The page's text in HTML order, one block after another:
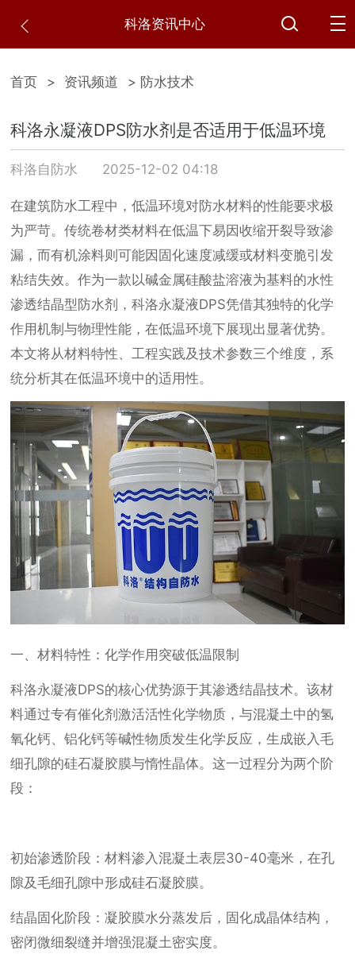
科洛资讯中心
首页 > 资讯频道 > 防水技术
科洛永凝液DPS防水剂是否适用于低温环境
科洛自防水 2025-12-02 04:18
在建筑防水工程中，低温环境对防水材料的性能要求极
为严苛。传统卷材类材料在低温下易因收缩开裂导致渗
漏，而有机涂料则可能因固化速度减缓或材料变脆引发
粘结失效。作为一款以碱金属硅酸盐溶液为基料的水性
渗透结晶型防水剂，科洛永凝液DPS凭借其独特的化学
作用机制与物理性能，在低温环境下展现出显著优势。
本文将从材料特性、工程实践及技术参数三个维度，系
统分析其在低温环境中的适用性。
一、材料特性：化学作用突破低温限制
科洛永凝液DPS的核心优势源于其渗透结晶技术。该材
料通过专有催化剂激活活性化学物质，与混凝土中的氢
氧化钙、铝化钙等碱性物质发生化学反应，生成嵌入毛
细孔隙的硅石凝胶膜与惰性晶体。这一过程分为两个阶
段：
初始渗透阶段：材料渗入混凝土表层30-40毫米，在孔
隙及毛细孔隙中形成硅石凝胶膜。
结晶固化阶段：凝胶膜水分蒸发后，固化成晶体结构，
密闭微细裂缝并增强混凝土密实度。